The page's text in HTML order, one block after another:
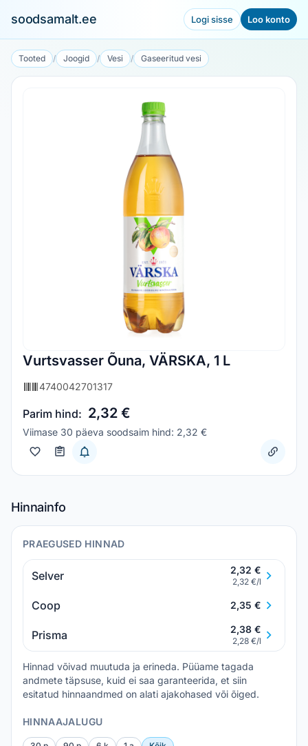
soodsamalt.ee Logi sisse Loo konto
Tooted / Joogid / Vesi / Gaseeritud vesi
Vurtsvasser Õuna, VÄRSKA, 1 L
4740042701317
Parim hind: 2,32 €
Viimase 30 päeva soodsaim hind: 2,32 €
Hinnainfo
PRAEGUSED HINNAD
Selver 2,32 €
2,32 €/l
Coop 2,35 €
Prisma 2,38 €
2,28 €/l
Hinnad võivad muutuda ja erineda. Püüame tagada
andmete täpsuse, kuid ei saa garanteerida, et siin
esitatud hinnaandmed on alati ajakohased või õiged.
HINNAAJALUGU